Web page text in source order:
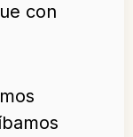
con